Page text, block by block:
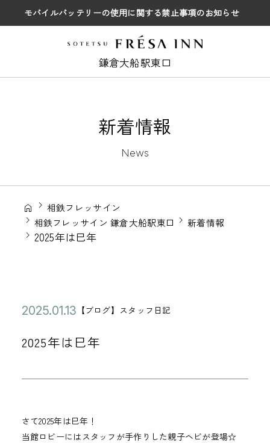
モバイルバッテリーの使用に関する禁止事項のお知らせ
鎌倉大船駅東口
新着情報
News
相鉄フレッサイン
相鉄フレッサイン 鎌倉大船駅東口
新着情報
2025年は巳年
2025年は巳年
公
日
2
2
年
月
カ
テ
【ブログ】スタッフ日記
さて2025年は巳年！
当館ロビーにはスタッフが手作りした親子ヘビが登場☆